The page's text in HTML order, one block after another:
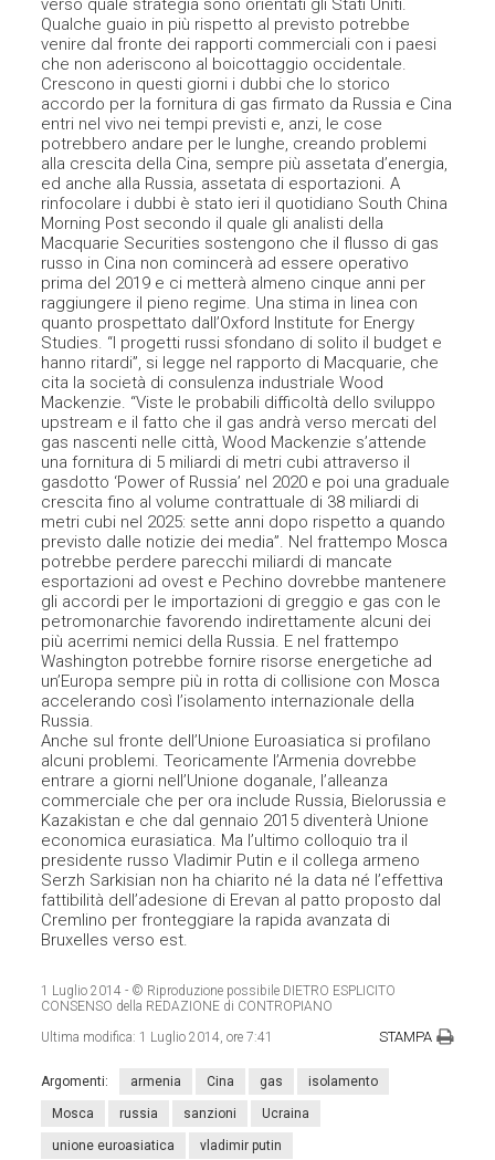
verso quale strategia sono orientati gli Stati Uniti.
Qualche guaio in più rispetto al previsto potrebbe
venire dal fronte dei rapporti commerciali con i paesi
che non aderiscono al boicottaggio occidentale.
Crescono in questi giorni i dubbi che lo storico
accordo per la fornitura di gas firmato da Russia e Cina
entri nel vivo nei tempi previsti e, anzi, le cose
potrebbero andare per le lunghe, creando problemi
alla crescita della Cina, sempre più assetata d’energia,
ed anche alla Russia, assetata di esportazioni. A
rinfocolare i dubbi è stato ieri il quotidiano South China
Morning Post secondo il quale gli analisti della
Macquarie Securities sostengono che il flusso di gas
russo in Cina non comincerà ad essere operativo
prima del 2019 e ci metterà almeno cinque anni per
raggiungere il pieno regime. Una stima in linea con
quanto prospettato dall’Oxford Institute for Energy
Studies. “I progetti russi sfondano di solito il budget e
hanno ritardi”, si legge nel rapporto di Macquarie, che
cita la società di consulenza industriale Wood
Mackenzie. “Viste le probabili difficoltà dello sviluppo
upstream e il fatto che il gas andrà verso mercati del
gas nascenti nelle città, Wood Mackenzie s’attende
una fornitura di 5 miliardi di metri cubi attraverso il
gasdotto ‘Power of Russia’ nel 2020 e poi una graduale
crescita fino al volume contrattuale di 38 miliardi di
metri cubi nel 2025: sette anni dopo rispetto a quando
previsto dalle notizie dei media”. Nel frattempo Mosca
potrebbe perdere parecchi miliardi di mancate
esportazioni ad ovest e Pechino dovrebbe mantenere
gli accordi per le importazioni di greggio e gas con le
petromonarchie favorendo indirettamente alcuni dei
più acerrimi nemici della Russia. E nel frattempo
Washington potrebbe fornire risorse energetiche ad
un’Europa sempre più in rotta di collisione con Mosca
accelerando così l’isolamento internazionale della
Russia.
Anche sul fronte dell’Unione Euroasiatica si profilano
alcuni problemi. Teoricamente l’Armenia dovrebbe
entrare a giorni nell’Unione doganale, l’alleanza
commerciale che per ora include Russia, Bielorussia e
Kazakistan e che dal gennaio 2015 diventerà Unione
economica eurasiatica. Ma l’ultimo colloquio tra il
presidente russo Vladimir Putin e il collega armeno
Serzh Sarkisian non ha chiarito né la data né l’effettiva
fattibilità dell’adesione di Erevan al patto proposto dal
Cremlino per fronteggiare la rapida avanzata di
Bruxelles verso est.
1 Luglio 2014 - © Riproduzione possibile DIETRO ESPLICITO
CONSENSO della REDAZIONE di CONTROPIANO
Ultima modifica: 1 Luglio 2014, ore 7:41 STAMPA
Argomenti: armenia Cina gas isolamento
Mosca russia sanzioni Ucraina
unione euroasiatica vladimir putin